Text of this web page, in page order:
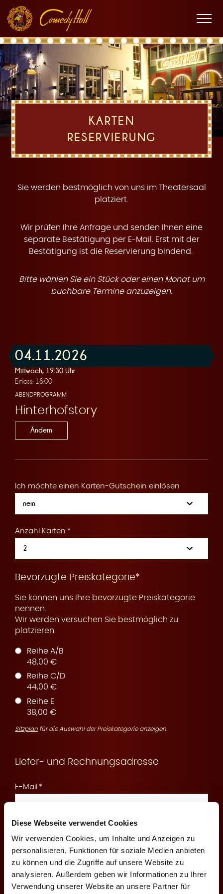
Diese Webseite verwendet Cookies
Wir verwenden Cookies, um Inhalte und Anzeigen zu
personalisieren, Funktionen für soziale Medien anbieten
zu können und die Zugriffe auf unsere Website zu
analysieren. Außerdem geben wir Informationen zu Ihrer
Verwendung unserer Website an unsere Partner für
Hauptnavigation
Inhalt
Fußnavigation
K
a
r
n
R
e
s
e
v
Menü
KARTEN
RESERVIERUNG
Sie werden bestmöglich von uns im Theatersaal
platziert.
Wir prüfen Ihre Anfrage und senden Ihnen eine
separate Bestätigung per E-Mail. Erst mit der
Bestätigung ist die Reservierung bindend.
Bitte wählen Sie ein Stück oder einen Monat um
buchbare Termine anzuzeigen.
04.11.2026
Mittwoch, 19:30 Uhr
Einlass: 18:00
ABENDPROGRAMM
Hinterhofstory
Ändern
Ich möchte einen Karten-Gutschein einlösen
Anzahl Karten
Bevorzugte Preiskategorie*
Sie können uns Ihre bevorzugte Preiskategorie
nennen.
Wir werden versuchen Sie bestmöglich zu
platzieren.
Reihe A/B
48,00 €
Reihe C/D
44,00 €
Reihe E
38,00 €
Sitzplan für die Auswahl der Preiskategorie anzeigen.
Liefer- und Rechnungsadresse
E-Mail
An diese E-Mail senden wir Ihnen die Reservierungsbestätigung
Mobilfunknummer